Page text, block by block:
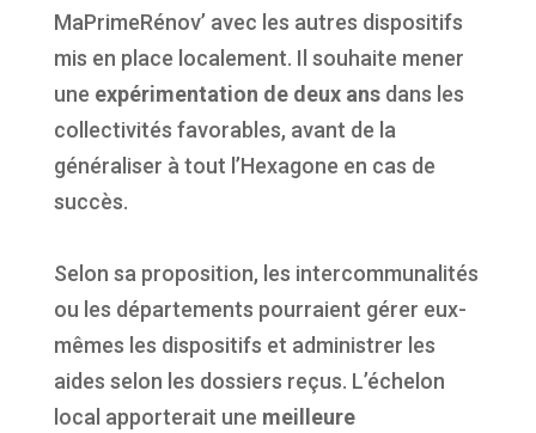
MaPrimeRénov’ avec les autres dispositifs
mis en place localement. Il souhaite mener
une expérimentation de deux ansdans les
collectivités favorables, avant de la
généraliser à tout l’Hexagone en cas de
succès.
Selon sa proposition, les intercommunalités
ou les départements pourraient gérer eux-
mêmes les dispositifs et administrer les
aides selon les dossiers reçus. L’échelon
local apporterait une meilleure